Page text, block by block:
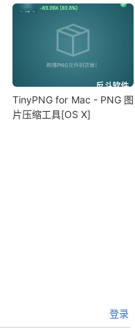
TinyPNG for Mac - PNG 图
片压缩工具[OS X]
登录